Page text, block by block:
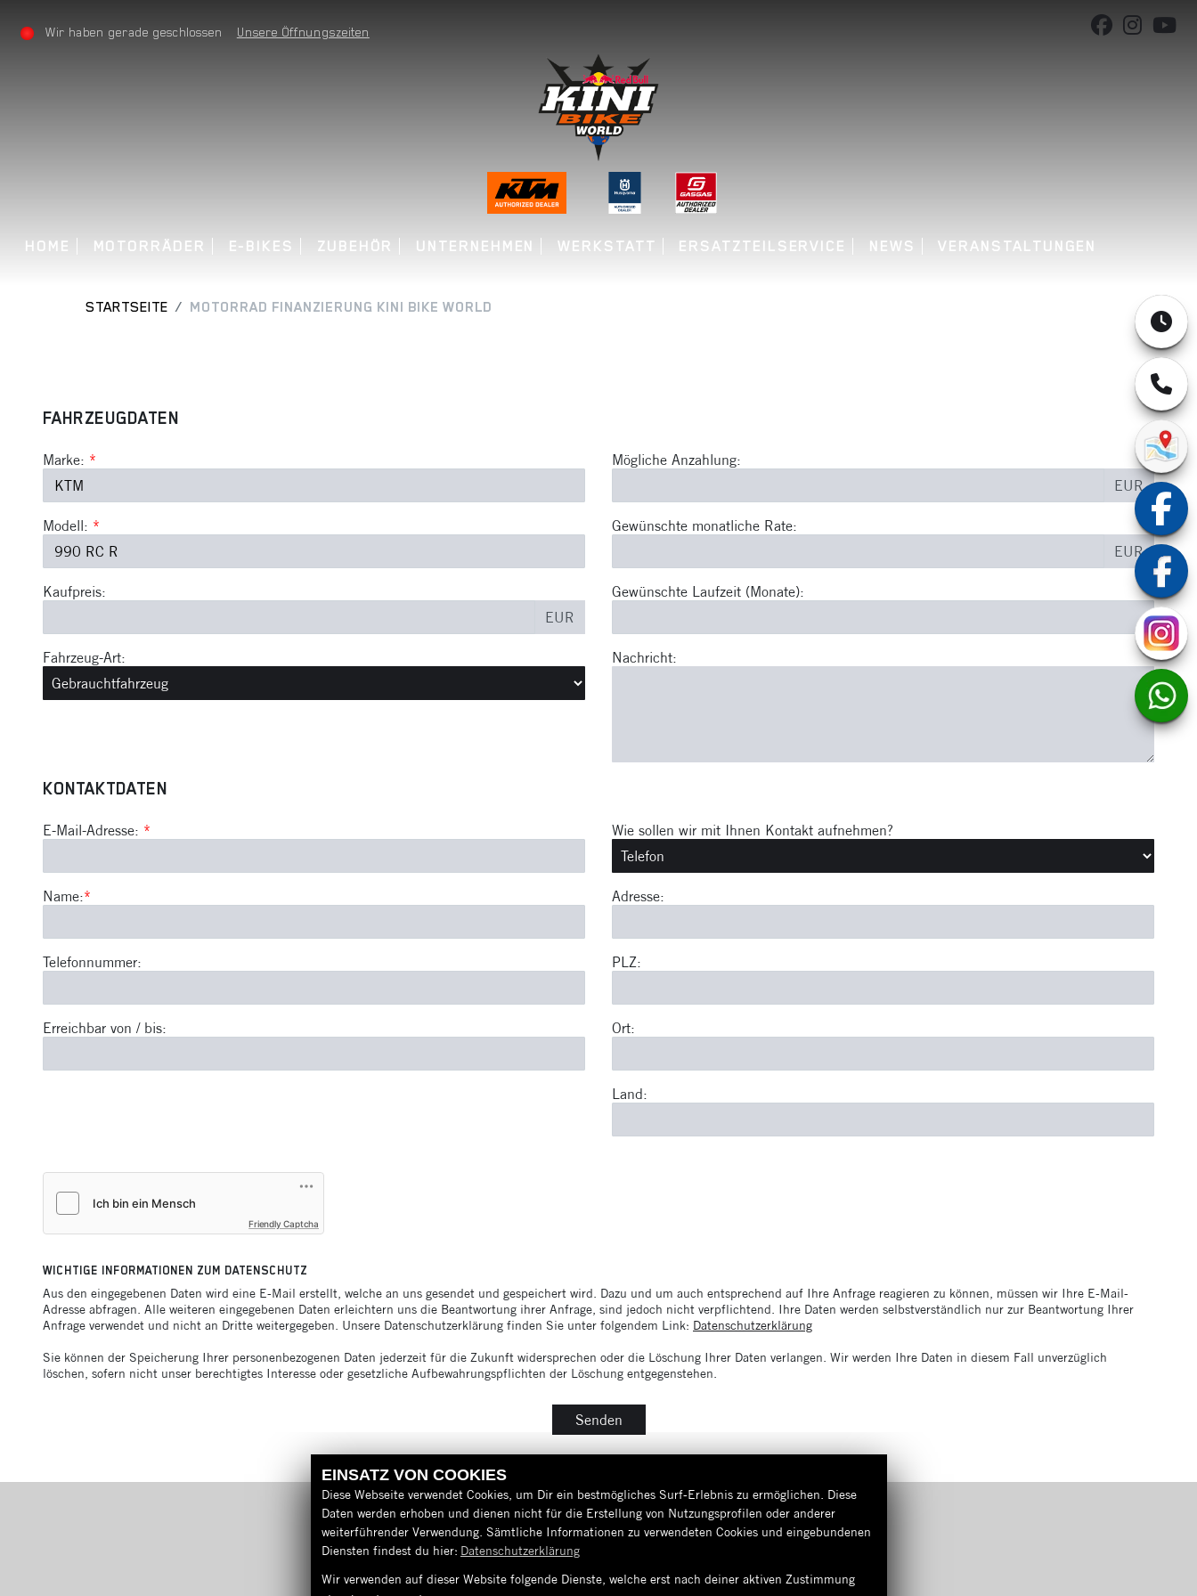
Wir haben gerade geschlossen Unsere Öffnungszeiten
HOME MOTORRÄDER E-BIKES ZUBEHÖR UNTERNEHMEN WERKSTATT ERSATZTEILSERVICE NEWS VERANSTALTUNGEN
STARTSEITE MOTORRAD FINANZIERUNG KINI BIKE WORLD
FAHRZEUGDATEN
Marke: *
Modell: *
Kaufpreis:
EUR
Fahrzeug-Art:
Mögliche Anzahlung:
EUR
Gewünschte monatliche Rate:
EUR
Gewünschte Laufzeit (Monate):
Nachricht:
KONTAKTDATEN
E-Mail-Adresse: *
Name:*
Telefonnummer:
Erreichbar von / bis:
Wie sollen wir mit Ihnen Kontakt aufnehmen?
Adresse:
PLZ:
Ort:
Land:
Friendly Captcha
WICHTIGE INFORMATIONEN ZUM DATENSCHUTZ
Aus den eingegebenen Daten wird eine E-Mail erstellt, welche an uns gesendet und gespeichert wird. Dazu und um auch entsprechend auf Ihre Anfrage reagieren zu können, müssen wir Ihre E-Mail-
Adresse abfragen. Alle weiteren eingegebenen Daten erleichtern uns die Beantwortung ihrer Anfrage, sind jedoch nicht verpflichtend. Ihre Daten werden selbstverständlich nur zur Beantwortung Ihrer
Anfrage verwendet und nicht an Dritte weitergegeben. Unsere Datenschutzerklärung finden Sie unter folgendem Link: Datenschutzerklärung
Sie können der Speicherung Ihrer personenbezogenen Daten jederzeit für die Zukunft widersprechen oder die Löschung Ihrer Daten verlangen. Wir werden Ihre Daten in diesem Fall unverzüglich
löschen, sofern nicht unser berechtigtes Interesse oder gesetzliche Aufbewahrungspflichten der Löschung entgegenstehen.
Senden
EINSATZ VON COOKIES
Diese Webseite verwendet Cookies, um Dir ein bestmögliches Surf-Erlebnis zu ermöglichen. Diese
Daten werden erhoben und dienen nicht für die Erstellung von Nutzungsprofilen oder anderer
weiterführender Verwendung. Sämtliche Informationen zu verwendeten Cookies und eingebundenen
Diensten findest du hier: Datenschutzerklärung
Wir verwenden auf dieser Website folgende Dienste, welche erst nach deiner aktiven Zustimmung